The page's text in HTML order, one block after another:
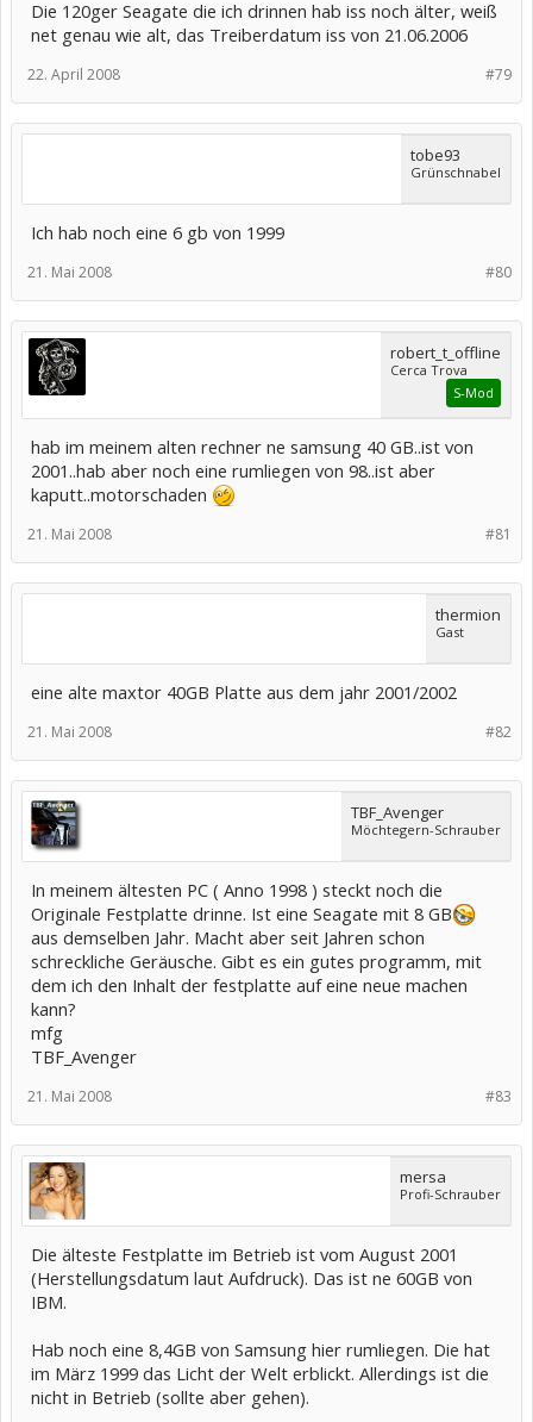
Die 120ger Seagate die ich drinnen hab iss noch älter, weiß
net genau wie alt, das Treiberdatum iss von 21.06.2006
#79
22. April 2008
tobe93
Grünschnabel
Ich hab noch eine 6 gb von 1999
#80
21. Mai 2008
robert_t_offline
Cerca Trova
S-Mod
hab im meinem alten rechner ne samsung 40 GB..ist von
2001..hab aber noch eine rumliegen von 98..ist aber
kaputt..motorschaden
#81
21. Mai 2008
thermion
Gast
eine alte maxtor 40GB Platte aus dem jahr 2001/2002
#82
21. Mai 2008
TBF_Avenger
Möchtegern-Schrauber
In meinem ältesten PC ( Anno 1998 ) steckt noch die
Originale Festplatte drinne. Ist eine Seagate mit 8 GB
aus demselben Jahr. Macht aber seit Jahren schon
schreckliche Geräusche. Gibt es ein gutes programm, mit
dem ich den Inhalt der festplatte auf eine neue machen
kann?
mfg
TBF_Avenger
#83
21. Mai 2008
mersa
Profi-Schrauber
Die älteste Festplatte im Betrieb ist vom August 2001
(Herstellungsdatum laut Aufdruck). Das ist ne 60GB von
IBM.
Hab noch eine 8,4GB von Samsung hier rumliegen. Die hat
im März 1999 das Licht der Welt erblickt. Allerdings ist die
nicht in Betrieb (sollte aber gehen).